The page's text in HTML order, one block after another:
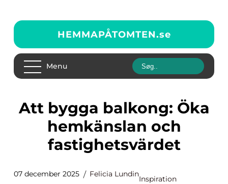
HEMMAPÅTOMTEN.se
Menu
Att bygga balkong: Öka
hemkänslan och
fastighetsvärdet
07 december 2025 Felicia Lundin
Inspiration